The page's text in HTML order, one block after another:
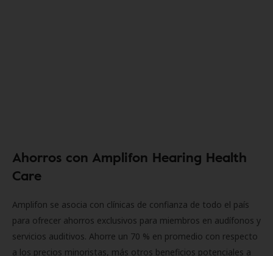
Ahorros con Amplifon Hearing Health
Care
Amplifon se asocia con clínicas de confianza de todo el país
para ofrecer ahorros exclusivos para miembros en audífonos y
servicios auditivos. Ahorre un 70 % en promedio con respecto
a los precios minoristas, más otros beneficios potenciales a